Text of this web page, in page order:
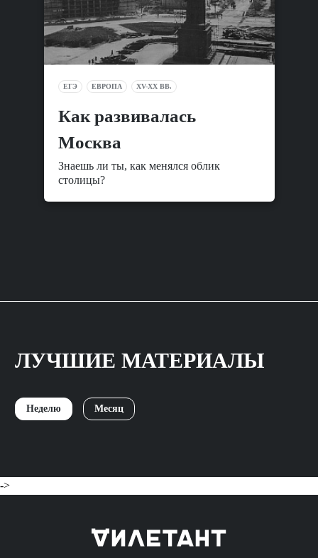
ЕГЭ ЕВРОПА XV-XX ВВ.
Как развивалась
Москва
Знаешь ли ты, как менялся облик
столицы?
ЛУЧШИЕ МАТЕРИАЛЫ
Неделю Месяц
->